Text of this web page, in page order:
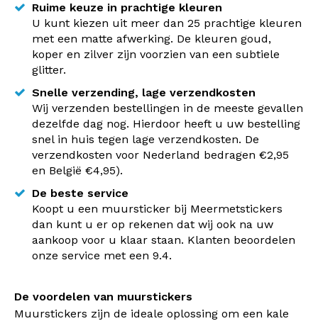
Ruime keuze in prachtige kleuren
U kunt kiezen uit meer dan 25 prachtige kleuren
met een matte afwerking. De kleuren goud,
koper en zilver zijn voorzien van een subtiele
glitter.
Snelle verzending, lage verzendkosten
Wij verzenden bestellingen in de meeste gevallen
dezelfde dag nog. Hierdoor heeft u uw bestelling
snel in huis tegen lage verzendkosten. De
verzendkosten voor Nederland bedragen €2,95
en België €4,95).
De beste service
Koopt u een muursticker bij Meermetstickers
dan kunt u er op rekenen dat wij ook na uw
aankoop voor u klaar staan. Klanten beoordelen
onze service met een 9.4.
De voordelen van muurstickers
Muurstickers zijn de ideale oplossing om een kale